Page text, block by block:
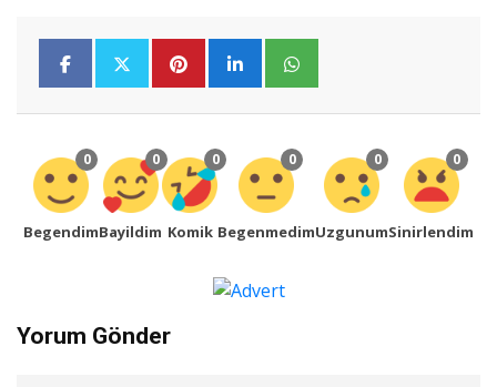
0
Begendim
0
Bayildim
0
Komik
0
Begenmedim
0
Uzgunum
0
Sinirlendim
Yorum Gönder